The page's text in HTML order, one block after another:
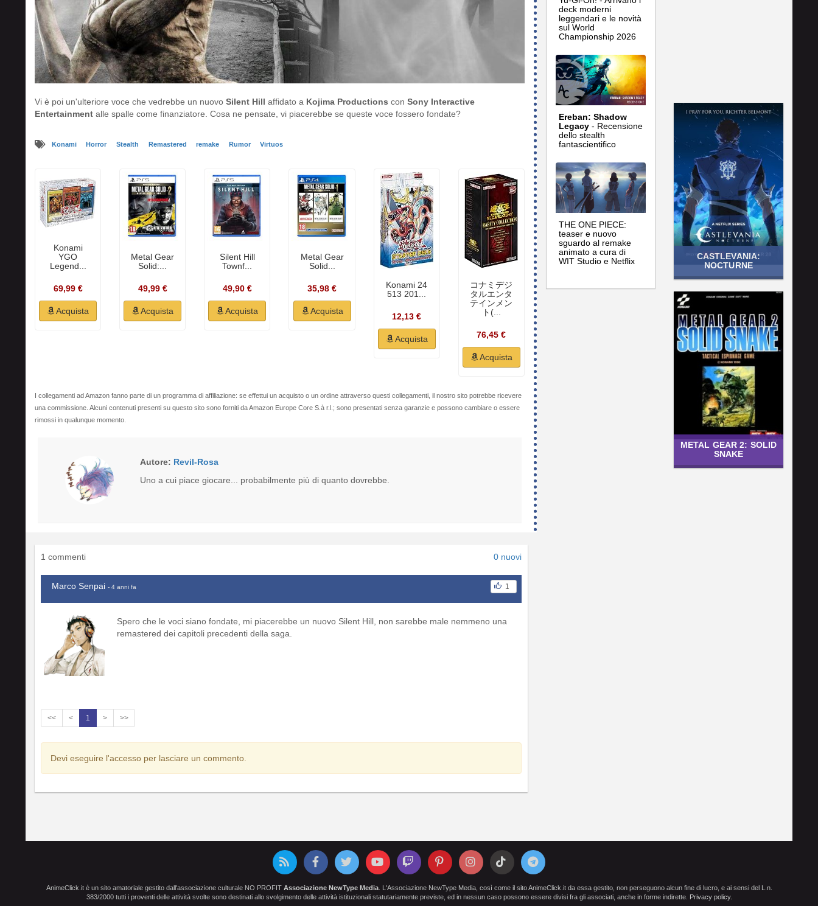
Vi è poi un'ulteriore voce che vedrebbe un nuovo Silent Hill affidato a Kojima Productions con Sony Interactive
Entertainment alle spalle come finanziatore. Cosa ne pensate, vi piacerebbe se queste voce fossero fondate?
Konami Horror Stealth Remastered remake Rumor Virtuos
Konami
YGO
Legend...
69,99 €
Acquista
Metal Gear
Solid:...
49,99 €
Acquista
Silent Hill
Townf...
49,90 €
Acquista
Metal Gear
Solid...
35,98 €
Acquista
Konami 24
513 201...
12,13 €
Acquista
コナミデジ
タルエンタ
テインメン
ト(...
76,45 €
Acquista
I collegamenti ad Amazon fanno parte di un programma di affiliazione: se effettui un acquisto o un ordine attraverso questi collegamenti, il nostro sito potrebbe ricevere
una commissione. Alcuni contenuti presenti su questo sito sono forniti da Amazon Europe Core S.à r.l.; sono presentati senza garanzie e possono cambiare o essere
rimossi in qualunque momento.
Autore: Revil-Rosa
Uno a cui piace giocare... probabilmente più di quanto dovrebbe.
1 commenti 0 nuovi
Marco Senpai - 4 anni fa 1
Spero che le voci siano fondate, mi piacerebbe un nuovo Silent Hill, non sarebbe male nemmeno una
remastered dei capitoli precedenti della saga.
<< < 1 > >>
Devi eseguire l'accesso per lasciare un commento.
deck moderni
leggendari e le novità
sul World
Championship 2026
Ereban: Shadow
Legacy - Recensione
dello stealth
fantascientifico
THE ONE PIECE:
teaser e nuovo
sguardo al remake
animato a cura di
WIT Studio e Netflix
CASTLEVANIA:
NOCTURNE
METAL GEAR 2: SOLID
SNAKE
AnimeClick.it è un sito amatoriale gestito dall'associazione culturale NO PROFIT Associazione NewType Media. L'Associazione NewType Media, così come il sito AnimeClick.it da essa gestito, non perseguono alcun fine di lucro, e ai sensi del L.n.
383/2000 tutti i proventi delle attività svolte sono destinati allo svolgimento delle attività istituzionali statutariamente previste, ed in nessun caso possono essere divisi fra gli associati, anche in forme indirette. Privacy policy.